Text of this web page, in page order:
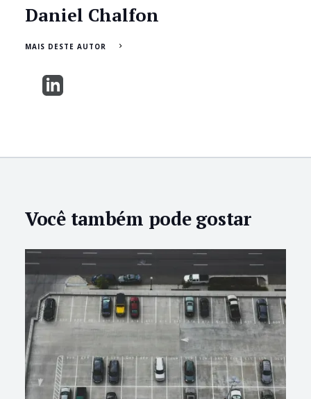
Daniel Chalfon
MAIS DESTE AUTOR
Você também pode gostar